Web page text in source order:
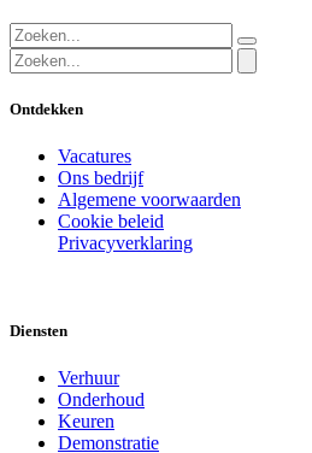
Ontdekken
Vacatures
Ons bedrijf
Algemene voorwaarden
Cookie beleid
Privacyverklaring
Diensten
Verhuur
Onderhoud
Keuren
Demonstratie